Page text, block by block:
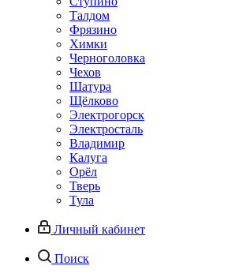
Талдом
Фрязино
Химки
Черноголовка
Чехов
Шатура
Щёлково
Электрогорск
Электросталь
Владимир
Калуга
Орёл
Тверь
Тула
Личный кабинет
Поиск